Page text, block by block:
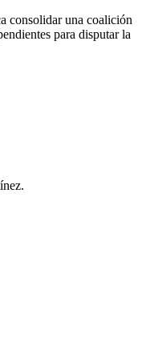
consolidar una coalición
para disputar la